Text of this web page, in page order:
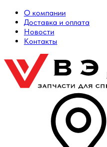
О компании
Доставка и оплата
Новости
Контакты